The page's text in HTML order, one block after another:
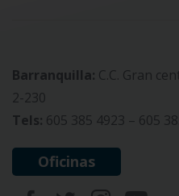
Barranquilla: C.C. Gran
2-230
Tels: 605 385 4923 – 605
Oficinas